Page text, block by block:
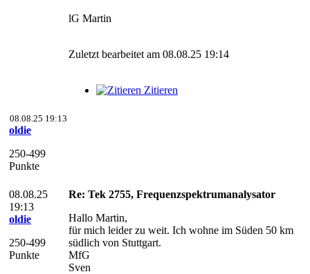
lG Martin
Zuletzt bearbeitet am 08.08.25 19:14
Zitieren
08.08.25 19:13
oldie
250-499
Punkte
08.08.25
19:13
oldie
250-499
Punkte
Re: Tek 2755, Frequenzspektrumanalysator
Hallo Martin,
für mich leider zu weit. Ich wohne im Süden 50 km
südlich von Stuttgart.
MfG
Sven